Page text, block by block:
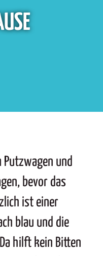
Putzwagen und
bevor das
ist einer
blau und die
hilft kein Bitten